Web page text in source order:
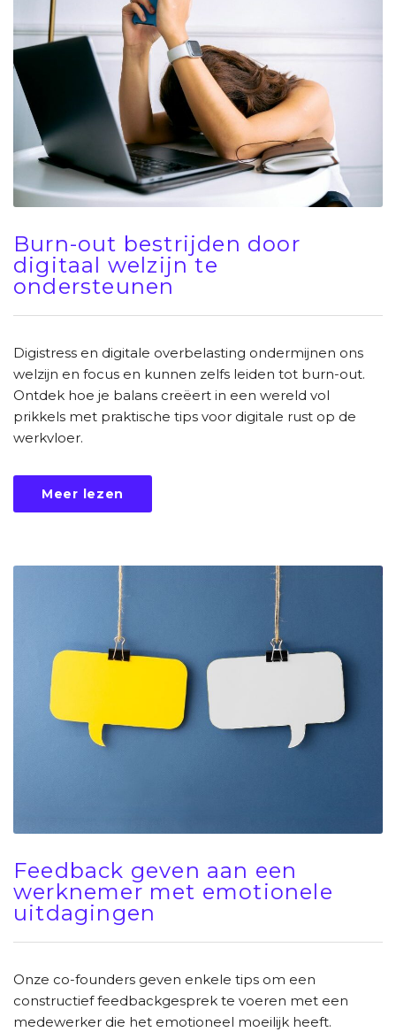
Burn-out bestrijden door
digitaal welzijn te
ondersteunen
Digistress en digitale overbelasting ondermijnen ons
welzijn en focus en kunnen zelfs leiden tot burn-out.
Ontdek hoe je balans creëert in een wereld vol
prikkels met praktische tips voor digitale rust op de
werkvloer.
Meer lezen
Feedback geven aan een
werknemer met emotionele
uitdagingen
Onze co-founders geven enkele tips om een
constructief feedbackgesprek te voeren met een
medewerker die het emotioneel moeilijk heeft.